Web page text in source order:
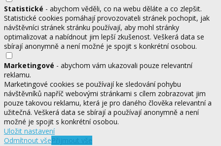
Statistické - abychom věděli, co na webu děláte a co zlepšit.
Statistické cookies pomáhají provozovateli stránek pochopit, jak
návštěvníci stránek stránku používají, aby mohl stránky
optimalizovat a nabídnout jim lepší zkušenost. Veškerá data se
sbírají anonymně a není možné je spojit s konkrétní osobou.
Marketingové - abychom vám ukazovali pouze relevantní
reklamu.
Marketingové cookies se používají ke sledování pohybu
návštěvníků napříč webovými stránkami s cílem zobrazovat jim
pouze takovou reklamu, která je pro daného člověka relevantní a
užitečná. Veškerá data se sbírají a používají anonymně a není
možné je spojit s konkrétní osobou.
Uložit nastavení
Odmítnout všePřijmout vše